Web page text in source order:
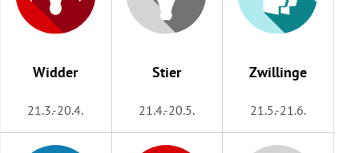
Untermenü
Widder
21.3.-20.4.
Stier
21.4.-20.5.
Zwillinge
21.5.-21.6.